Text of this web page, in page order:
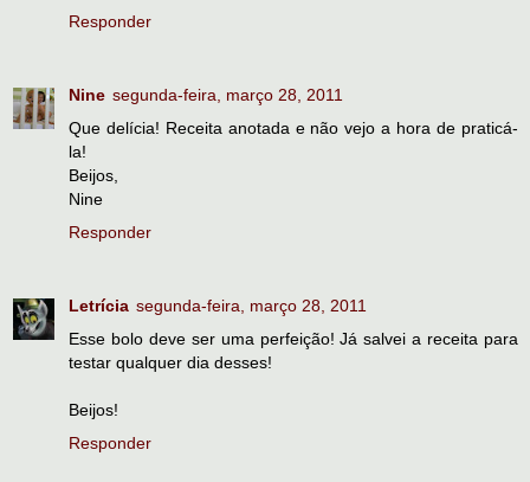
Responder
Nine segunda-feira, março 28, 2011
Que delícia! Receita anotada e não vejo a hora de praticá-
la!
Beijos,
Nine
Responder
Letrícia segunda-feira, março 28, 2011
Esse bolo deve ser uma perfeição! Já salvei a receita para
testar qualquer dia desses!
Beijos!
Responder